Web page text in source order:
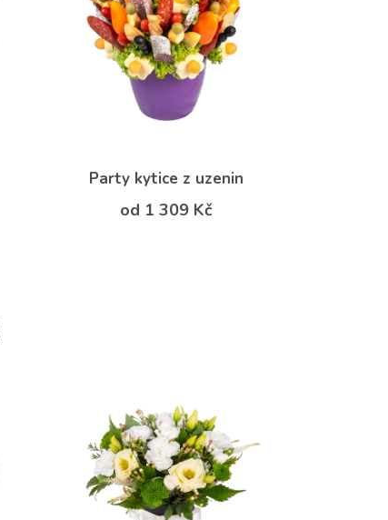
Party kytice z uzenin
od 1 309 Kč